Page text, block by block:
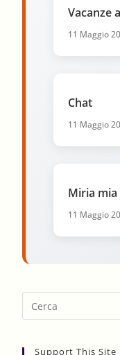
Vacanze
11 Maggio
Chat
11 Maggio
Miria mia
11 Maggio
Support This Site